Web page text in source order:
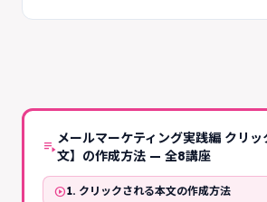
playlist_playメールマーケティング実践編 クリ
文】の作成方法 — 全8講座
play_circle1. クリックされる本文の作成方法